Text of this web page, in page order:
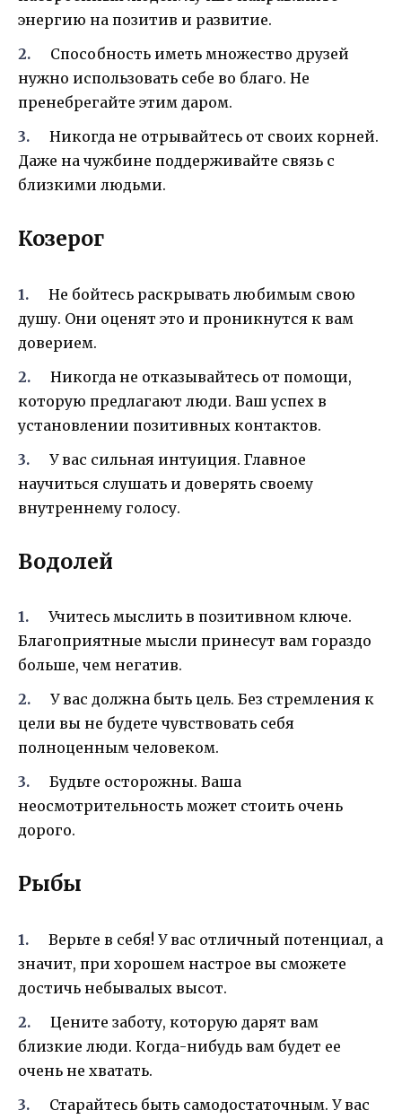
энергию на позитив и развитие.
Способность иметь множество друзей
нужно использовать себе во благо. Не
пренебрегайте этим даром.
Никогда не отрывайтесь от своих корней.
Даже на чужбине поддерживайте связь с
близкими людьми.
Козерог
Не бойтесь раскрывать любимым свою
душу. Они оценят это и проникнутся к вам
доверием.
Никогда не отказывайтесь от помощи,
которую предлагают люди. Ваш успех в
установлении позитивных контактов.
У вас сильная интуиция. Главное
научиться слушать и доверять своему
внутреннему голосу.
Водолей
Учитесь мыслить в позитивном ключе.
Благоприятные мысли принесут вам гораздо
больше, чем негатив.
У вас должна быть цель. Без стремления к
цели вы не будете чувствовать себя
полноценным человеком.
Будьте осторожны. Ваша
неосмотрительность может стоить очень
дорого.
Рыбы
Верьте в себя! У вас отличный потенциал, а
значит, при хорошем настрое вы сможете
достичь небывалых высот.
Цените заботу, которую дарят вам
близкие люди. Когда-нибудь вам будет ее
очень не хватать.
Старайтесь быть самодостаточным. У вас